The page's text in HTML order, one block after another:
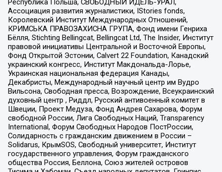
Республика Польша, СВОБОДНЫЙ ИДЕЛЬ-УРАЛ,
Ассоциация развития журналистики, IStories fonds,
Королевский Институт Международных Отношений,
КРИМСЬКА ПРАВОЗАХИСНА ГРУПА, Фонд имени Генриха
Бёлля, Stichting Bellingcat, Bellingcat Ltd, The Insider, Институт
правовой инициативы Центральной и Восточной Европы,
Фонд Открытой Эстонии, Calvert 22 Foundation, Канадский
украинский конгресс, Институт Макдональда-Лорье,
Украинская национальная федерация Канады,
Декабристы, Международный научный центр им Вудро
Вильсона, Свободная пресса, Возрождение, Всеукраинский
духовный центр , Риддл, Русский антивоенный комитет в
Швеции, Проект Медуза, Фонд Андрея Сахарова, Форум
свободной России, Лига Свободных Наций, Transparеncy
International, Форум Свободных Народов ПостРоссии,
Солидарность с гражданским движением в России –
Solidarus, КрымSOS, Свободный университет, Институт
государственного управления, Форум гражданского
общества Россия, Беллона, Союз жителей островов